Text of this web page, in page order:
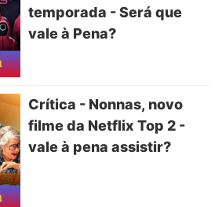
temporada - Será que
vale à Pena?
Crítica - Nonnas, novo
filme da Netflix Top 2 -
vale à pena assistir?